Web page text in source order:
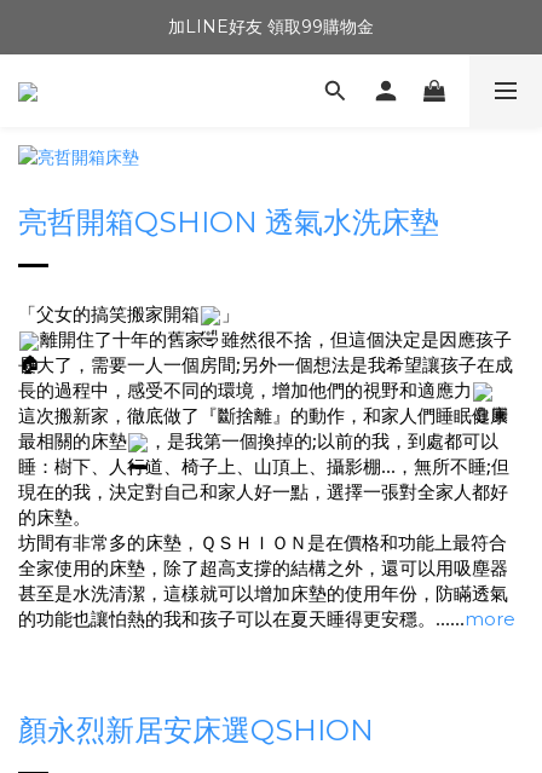
加LINE好友 領取99購物金
亮哲開箱QSHION 透氣水洗床墊
「父女的搞笑搬家開箱
」
離開住了十年的舊家，雖然很不捨，但這個決定是因應孩子
長大了，需要一人一個房間;另外一個想法是我希望讓孩子在成
長的過程中，感受不同的環境，增加他們的視野和適應力
這次搬新家，徹底做了『斷捨離』的動作，和家人們睡眠健康
最相關的床墊
，是我第一個換掉的;以前的我，到處都可以
睡：樹下、人行道、椅子上、山頂上、攝影棚...，無所不睡;但
現在的我，決定對自己和家人好一點，選擇一張對全家人都好
的床墊。
坊間有非常多的床墊，ＱＳＨＩＯＮ是在價格和功能上最符合
全家使用的床墊，除了超高支撐的結構之外，還可以用吸塵器
甚至是水洗清潔，這樣就可以增加床墊的使用年份，防瞞透氣
的功能也讓怕熱的我和孩子可以在夏天睡得更安穩。......more
顏永烈新居安床選QSHION